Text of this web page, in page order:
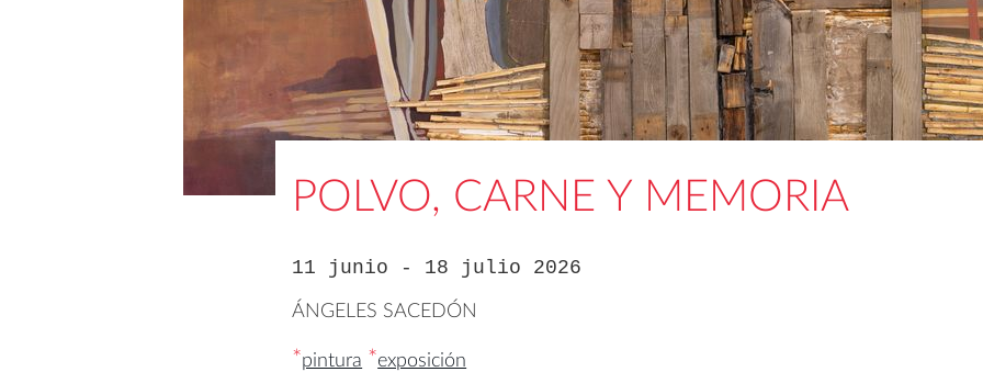
POLVO, CARNE Y MEMORIA
11 junio - 18 julio 2026
ÁNGELES SACEDÓN
*pintura *exposición